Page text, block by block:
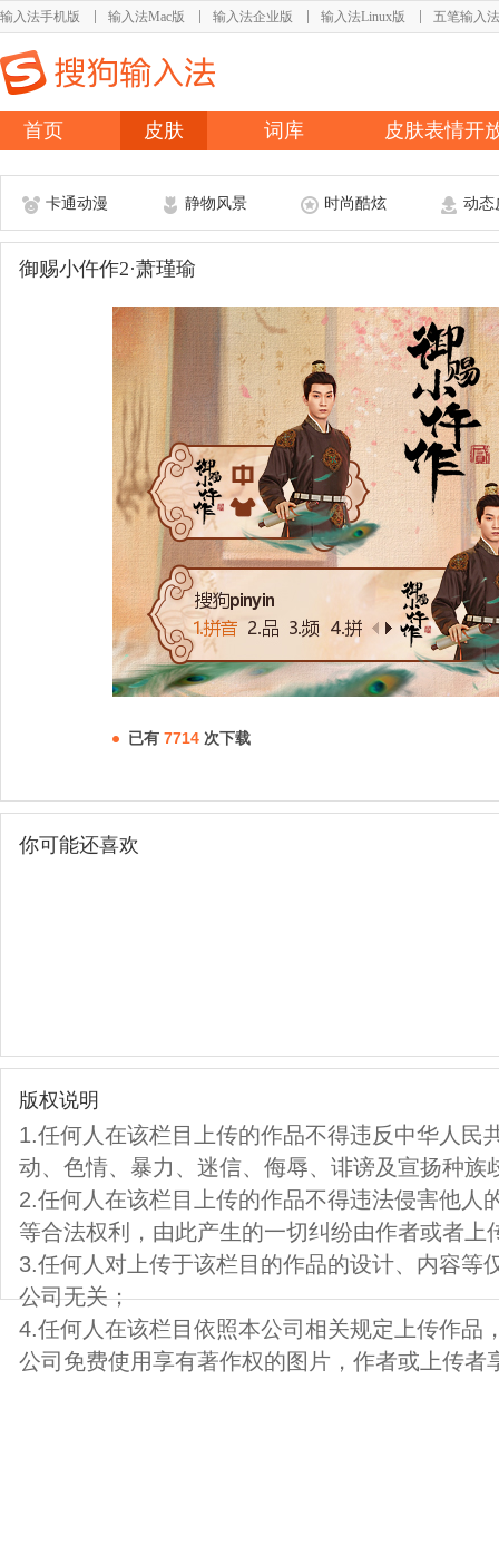
输入法手机版 输入法Mac版 输入法企业版 输入法Linux版 五笔输入法
首页 皮肤 词库 皮肤表情开
卡通动漫 静物风景 时尚酷炫 动态
御赐小仵作2·萧瑾瑜
已有 7714 次下载
你可能还喜欢
版权说明
1.任何人在该栏目上传的作品不得违反中华人民
动、色情、暴力、迷信、侮辱、诽谤及宣扬种族
2.任何人在该栏目上传的作品不得违法侵害他人
等合法权利，由此产生的一切纠纷由作者或者上
3.任何人对上传于该栏目的作品的设计、内容等
公司无关；
4.任何人在该栏目依照本公司相关规定上传作品
公司免费使用享有著作权的图片，作者或上传者